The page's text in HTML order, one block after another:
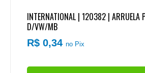
INTERNATIONAL | 120382 | ARRUELA
D/VW/MB
R$ 0,34no Pix